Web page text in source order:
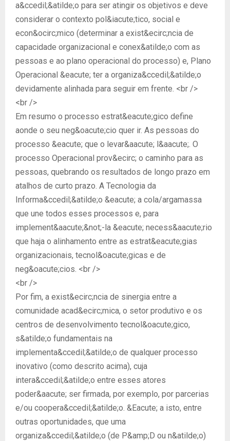
a&ccedil;&atilde;o para ser atingir os objetivos e deve
considerar o contexto pol&iacute;tico, social e
econ&ocirc;mico (determinar a exist&ecirc;ncia de
capacidade organizacional e conex&atilde;o com as
pessoas e ao plano operacional do processo) e, Plano
Operacional &eacute; ter a organiza&ccedil;&atilde;o
devidamente alinhada para seguir em frente. <br />
<br />
Em resumo o processo estrat&eacute;gico define
aonde o seu neg&oacute;cio quer ir. As pessoas do
processo &eacute; que o levar&aacute; l&aacute;. O
processo Operacional prov&ecirc; o caminho para as
pessoas, quebrando os resultados de longo prazo em
atalhos de curto prazo. A Tecnologia da
Informa&ccedil;&atilde;o &eacute; a cola/argamassa
que une todos esses processos e, para
implement&aacute;&not;-la &eacute; necess&aacute;rio
que haja o alinhamento entre as estrat&eacute;gias
organizacionais, tecnol&oacute;gicas e de
neg&oacute;cios. <br />
<br />
Por fim, a exist&ecirc;ncia de sinergia entre a
comunidade acad&ecirc;mica, o setor produtivo e os
centros de desenvolvimento tecnol&oacute;gico,
s&atilde;o fundamentais na
implementa&ccedil;&atilde;o de qualquer processo
inovativo (como descrito acima), cuja
intera&ccedil;&atilde;o entre esses atores
poder&aacute; ser firmada, por exemplo, por parcerias
e/ou coopera&ccedil;&atilde;o. &Eacute; a isto, entre
outras oportunidades, que uma
organiza&ccedil;&atilde;o (de P&amp;D ou n&atilde;o)